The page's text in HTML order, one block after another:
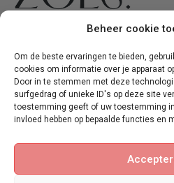
Beheer cookie
Om de beste ervaringen te bieden,
cookies om informatie over je apparaat
Door in te stemmen met deze
surfgedrag of unieke ID's op deze site
toestemming geeft of uw toestemming
invloed hebben op bepaalde functies en
+31 6 54267773
info@zoes-
cosmetics.com
&nbsp
KvK: 82818533
BTW:
Shop
products
Brow jam
For your
customers
&
My